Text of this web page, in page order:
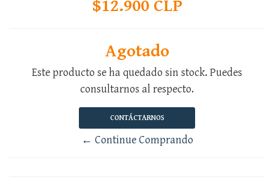
$12.900 CLP
Agotado
Este producto se ha quedado sin stock. Puedes
consultarnos al respecto.
CONTÁCTARNOS
← Continue Comprando